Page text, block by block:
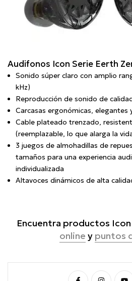
Audifonos Icon Serie Eerth
Sonido súper claro con amplio
kHz)
Reproducción de sonido de
Carcasas ergonómicas, elegantes
Cable plateado trenzado,
(reemplazable, lo que alarga la
3 juegos de almohadillas de
tamaños para una experiencia
individualizada
Altavoces dinámicos de alta
Encuentra productos
online y puntos